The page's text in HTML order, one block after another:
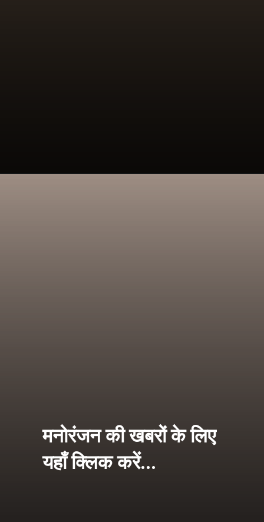
मनोरंजन की खबरों के लिए
यहाँ क्लिक करें...